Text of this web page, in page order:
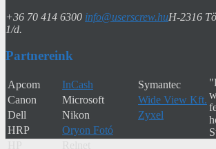
+36 70 414 6300 info@userscrew.huH-2316
1/d.
Partnereink
Apcom InCash
Symantec
Canon
Microsoft
Wide View Kft.
Dell
Nikon
Zyxel
HRP
Oryon Fotó